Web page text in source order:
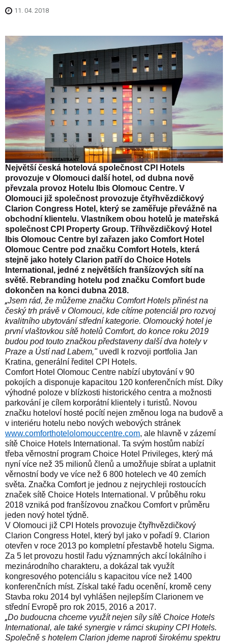
11. 04. 2018
Největší česká hotelová společnost CPI Hotels
provozuje v Olomouci další hotel, od dubna nově
převzala provoz Hotelu Ibis Olomouc Centre. V
Olomouci již společnost provozuje čtyřhvězdičkový
Clarion Congress Hotel, který se zaměřuje převážně na
obchodní klientelu. Vlastníkem obou hotelů je mateřská
společnost CPI Property Group. Tříhvězdičkový Hotel
Ibis Olomouc Centre byl zařazen jako Comfort Hotel
Olomouc Centre pod značku Comfort Hotels, která
stejně jako hotely Clarion patří do Choice Hotels
International, jedné z největších franšízových sítí na
světě. Rebranding hotelu pod značku Comfort bude
dokončen na konci dubna 2018.
„Jsem rád, že můžeme značku Comfort Hotels přinést na
český trh právě v Olomouci, kde cítíme potenciál pro rozvoj
kvalitního ubytování střední kategorie. Olomoucký hotel je
první vlaštovkou sítě hotelů Comfort, do konce roku 2019
budou pod touto značkou představeny další dva hotely v
Praze a Ústí nad Labem,"uvedl k rozvoji portfolia Jan
Kratina, generální ředitel CPI Hotels.
Comfort Hotel Olomouc Centre nabízí ubytování v 90
pokojích a disponuje kapacitou 120 konferenčních míst. Díky
výhodné poloze v blízkosti historického centra a možnosti
parkování je cílem korporátní klientely i turistů. Novou
značku hoteloví hosté pocítí nejen změnou loga na budově a
v interiéru hotelu nebo nových webových stránek
www.comforthotelolomouccentre.com, ale hlavně v zázemí
sítě Choice Hotels International. Ta svým hostům nabízí
třeba věrnostní program Choice Hotel Privileges, který má
nyní více než 35 milionů členů a umožňuje sbírat a uplatnit
věrnostní body ve více než 6 800 hotelech ve 40 zemích
světa. Značka Comfort je jednou z nejrychleji rostoucích
značek sítě Choice Hotels International. V průběhu roku
2018 vzniká pod franšízovou značkou Comfort v průměru
jeden nový hotel týdně.
V Olomouci již CPI Hotels provozuje čtyřhvězdičkový
Clarion Congress Hotel, který byl jako v pořadí 9. Clarion
otevřen v roce 2013 po kompletní přestavbě hotelu Sigma.
Za 5 let provozu hostil řadu významných akcí lokálního i
mezinárodního charakteru, a dokázal tak využít
kongresového potenciálu s kapacitou více než 1400
konferenčních míst. Získal také řadu ocenění, kromě ceny
Stavba roku 2014 byl vyhlášen nejlepším Clarionem ve
střední Evropě pro rok 2015, 2016 a 2017.
„Do budoucna chceme využít nejen síly sítě Choice Hotels
International, ale také synergie v rámci skupiny CPI Hotels.
Společně s hotelem Clarion jdeme naproti širokému spektru